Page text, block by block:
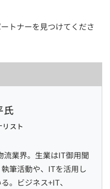
トナーを見つけてくださ
氏
スト
業界。生業はIT御用聞
筆活動や、ITを活用し
。ビジネス+IT、